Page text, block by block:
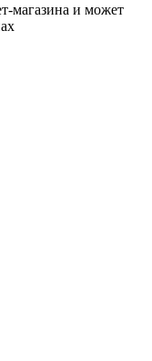
магазина и может